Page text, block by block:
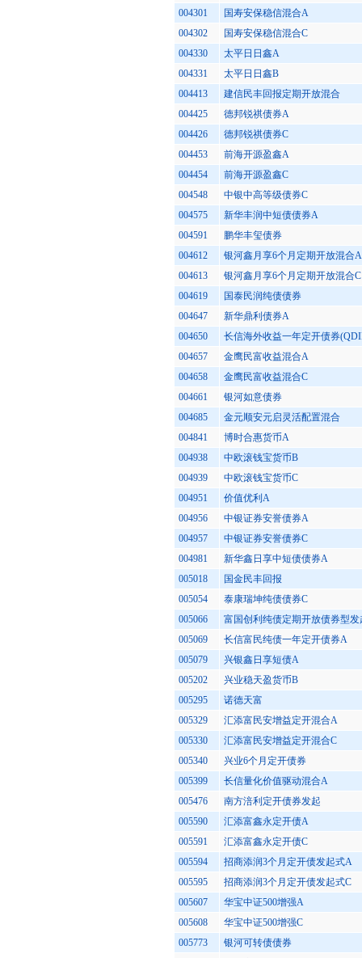
004301
国寿安保稳信混合A
004302
国寿安保稳信混合C
004330
太平日日鑫A
004331
太平日日鑫B
004413
建信民丰回报定期开放混合
004425
德邦锐祺债券A
004426
德邦锐祺债券C
004453
前海开源盈鑫A
004454
前海开源盈鑫C
004548
中银中高等级债券C
004575
新华丰润中短债债券A
004591
鹏华丰玺债券
004612
银河鑫月享6个月定期开放混合A
004613
银河鑫月享6个月定期开放混合C
004619
国泰民润纯债债券
004647
新华鼎利债券A
004650
长信海外收益一年定开债券
004657
金鹰民富收益混合A
004658
金鹰民富收益混合C
004661
银河如意债券
004685
金元顺安元启灵活配置混合
004841
博时合惠货币A
004938
中欧滚钱宝货币B
004939
中欧滚钱宝货币C
004951
价值优利A
004956
中银证券安誉债券A
004957
中银证券安誉债券C
004981
新华鑫日享中短债债券A
005018
国金民丰回报
005054
泰康瑞坤纯债债券C
005066
富国创利纯债定期开放债券型发
005069
长信富民纯债一年定开债券A
005079
兴银鑫日享短债A
005202
兴业稳天盈货币B
005295
诺德天富
005329
汇添富民安增益定开混合A
005330
汇添富民安增益定开混合C
005340
兴业6个月定开债券
005399
长信量化价值驱动混合A
005476
南方涪利定开债券发起
005590
汇添富鑫永定开债A
005591
汇添富鑫永定开债C
005594
招商添润3个月定开债发起式A
005595
招商添润3个月定开债发起式C
005607
华宝中证500增强A
005608
华宝中证500增强C
005773
银河可转债债券